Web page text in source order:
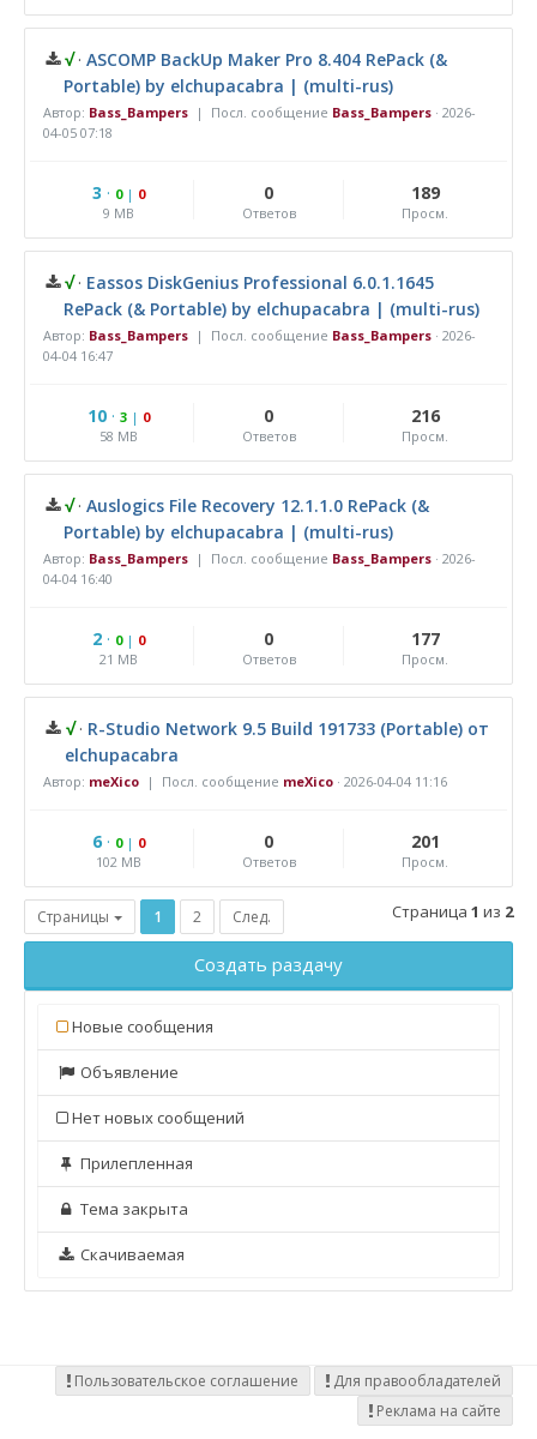
√ · ASCOMP BackUp Maker Pro 8.404 RePack (&
Portable) by elchupacabra | (multi-rus)
Автор: Bass_Bampers | Посл. сообщение Bass_Bampers · 2026-
04-05 07:18
3 · 0| 0
9 MB
0
Ответов
189
Просм.
√ · Eassos DiskGenius Professional 6.0.1.1645
RePack (& Portable) by elchupacabra | (multi-rus)
Автор: Bass_Bampers | Посл. сообщение Bass_Bampers · 2026-
04-04 16:47
10· 3| 0
58 MB
0
Ответов
216
Просм.
√ · Auslogics File Recovery 12.1.1.0 RePack (&
Portable) by elchupacabra | (multi-rus)
Автор: Bass_Bampers | Посл. сообщение Bass_Bampers · 2026-
04-04 16:40
2· 0| 0
21 MB
0
Ответов
177
Просм.
√ · R-Studio Network 9.5 Build 191733 (Portable) от
elchupacabra
Автор: meXico | Посл. сообщение meXico · 2026-04-04 11:16
6· 0| 0
102 MB
0
Ответов
201
Просм.
Страницы 1 2 След. Страница 1 из 2
Создать раздачу
Новые сообщения
Объявление
Нет новых сообщений
Прилепленная
Тема закрыта
Скачиваемая
Пользовательское соглашение
Для правообладателей
Реклама на сайте